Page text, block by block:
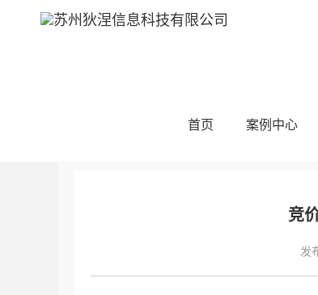
首页 案例中心
SEM技术 SEM基础
竞
发